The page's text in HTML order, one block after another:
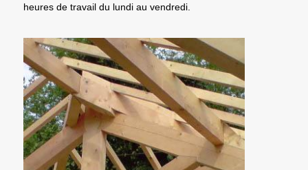
heures de travail du lundi au vendredi.